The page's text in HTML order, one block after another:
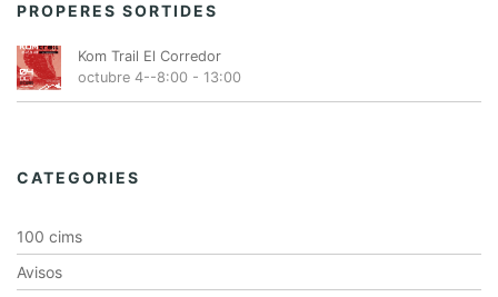
PROPERES SORTIDES
Kom Trail El Corredor
octubre 4--8:00 - 13:00
CATEGORIES
100 cims
Avisos